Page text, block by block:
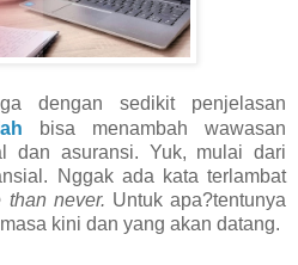
dengan sedikit penjelasan
bisa menambah wawasan
dan asuransi. Yuk, mulai dari
Nggak ada kata terlambat
than never. Untuk apa?tentunya
kini dan yang akan datang.